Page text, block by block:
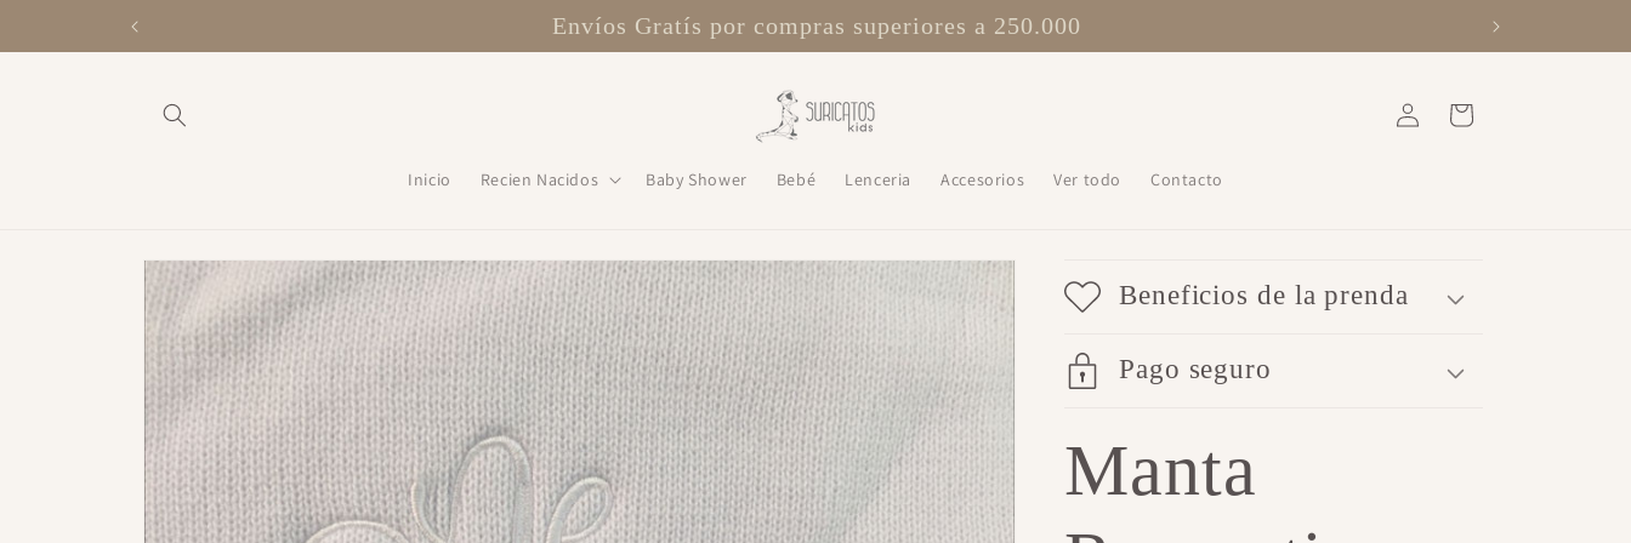
al contenido
suricatos kids
Inicio Recien Nacidos Baby Shower Bebé Lenceria Accesorios Ver todo Contacto
Iniciar
sesión
Carrito
directamente
a la
información
del producto
Beneficios de la prenda
Pago seguro
Manta